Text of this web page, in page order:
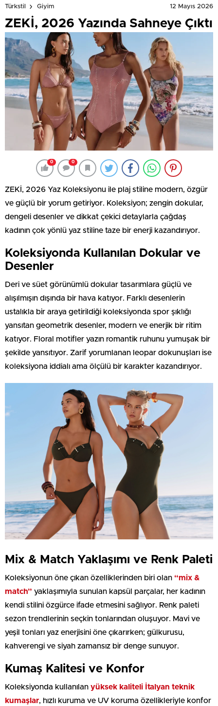
Türkstil Giyim 12 Mayıs 2026
ZEKİ, 2026 Yazında Sahneye Çıktı
0 0
ZEKİ, 2026 Yaz Koleksiyonu ile plaj stiline modern, özgür
ve güçlü bir yorum getiriyor. Koleksiyon; zengin dokular,
dengeli desenler ve dikkat çekici detaylarla çağdaş
kadının çok yönlü yaz stiline taze bir enerji kazandırıyor.
Koleksiyonda Kullanılan Dokular ve
Desenler
Deri ve süet görünümlü dokular tasarımlara güçlü ve
alışılmışın dışında bir hava katıyor. Farklı desenlerin
ustalıkla bir araya getirildiği koleksiyonda spor şıklığı
yansıtan geometrik desenler, modern ve enerjik bir ritim
katıyor. Floral motifler yazın romantik ruhunu yumuşak bir
şekilde yansıtıyor. Zarif yorumlanan leopar dokunuşları ise
koleksiyona iddialı ama ölçülü bir karakter kazandırıyor.
Mix & Match Yaklaşımı ve Renk Paleti
Koleksiyonun öne çıkan özelliklerinden biri olan “mix &
match” yaklaşımıyla sunulan kapsül parçalar, her kadının
kendi stilini özgürce ifade etmesini sağlıyor. Renk paleti
sezon trendlerinin seçkin tonlarından oluşuyor. Mavi ve
yeşil tonları yaz enerjisini öne çıkarırken; gülkurusu,
kahverengi ve siyah zamansız bir denge sunuyor.
Kumaş Kalitesi ve Konfor
Koleksiyonda kullanılan yüksek kaliteli İtalyan teknik
kumaşlar, hızlı kuruma ve UV koruma özellikleriyle konfor